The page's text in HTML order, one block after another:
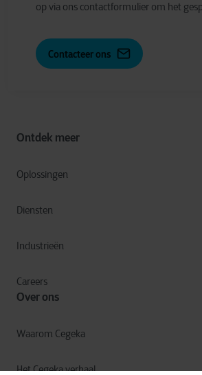
Ontdek meer
Oplossingen
Diensten
Industrieën
Careers
Over ons
Waarom Cegeka
Het Cegeka verhaal
op via ons contactformulier om het
Contacteer ons